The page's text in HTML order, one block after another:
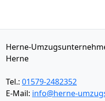
Herne-
Herne
Tel.: 01579-2482352
E-Mail: info@herne-